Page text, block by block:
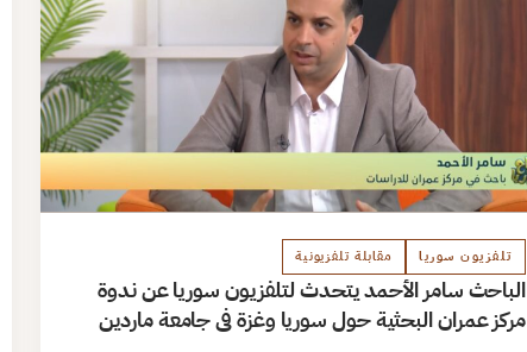
تلفزيون سوريا مقابلة تلفزيونية
الباحث سامر الأحمد يتحدث لتلفزيون سوريا عن ندوة
مركز عمران البحثية حول سوريا وغزة في جامعة ماردين